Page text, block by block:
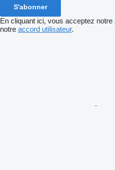
S'abonner
En cliquant ici, vous acceptez notre
notre accord utilisateur.